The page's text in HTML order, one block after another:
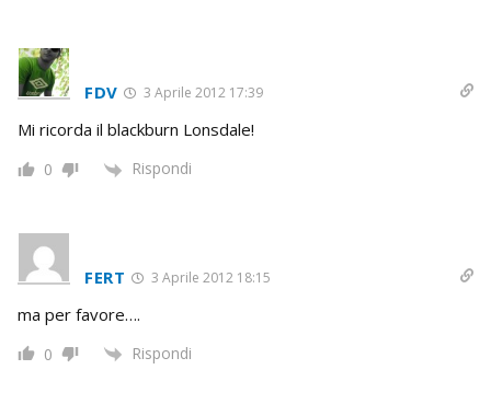
FDV 3 Aprile 2012 17:39
Mi ricorda il blackburn Lonsdale!
0 Rispondi
FERT 3 Aprile 2012 18:15
ma per favore….
0 Rispondi